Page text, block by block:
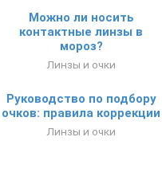
Можно ли носить
контактные линзы в
мороз?
Линзы и очки
Руководство по подбору
очков: правила коррекции
Линзы и очки